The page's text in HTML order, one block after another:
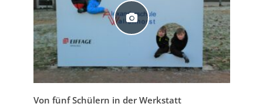
Von fünf Schülern in der Werkstatt